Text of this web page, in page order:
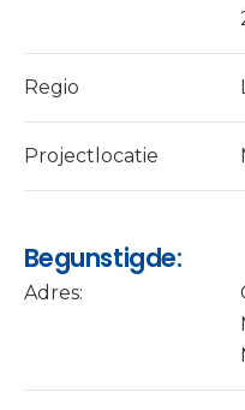
Regio
Projectlocatie
Begunstigde:
Adres: